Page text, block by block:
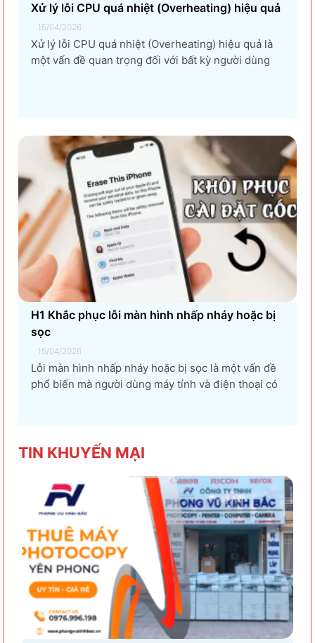
Xử lý lỗi CPU quá nhiệt (Overheating) hiệu quả
15/04/2026
Xử lý lỗi CPU quá nhiệt (Overheating) hiệu quả là
một vấn đề quan trọng đối với bất kỳ người dùng
H1 Khắc phục lỗi màn hình nhấp nháy hoặc bị
sọc
15/04/2026
Lỗi màn hình nhấp nháy hoặc bị sọc là một vấn đề
phổ biến mà người dùng máy tính và điện thoại có
TIN KHUYẾN MẠI